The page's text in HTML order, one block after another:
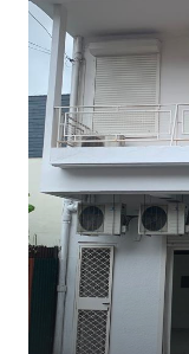
contact